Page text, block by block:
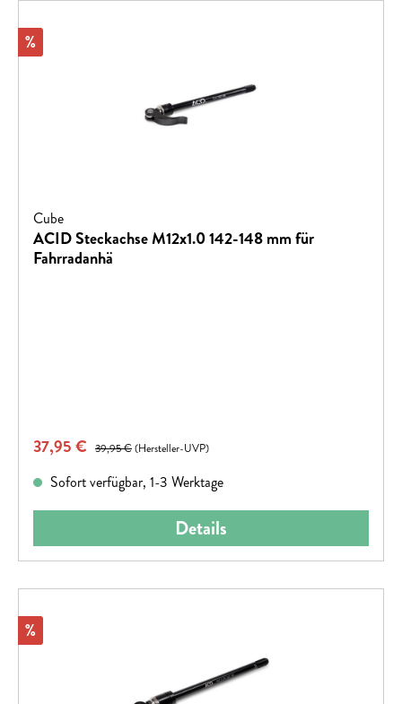
Rabatt
%
Cube
ACID Steckachse M12x1.0 142-148 mm für
Fahrradanhä
Verkaufspreis:
37,95 € Regulärer Preis:
39,95 €(Hersteller-UVP)
Sofort verfügbar, 1-3 Werktage
Details
Rabatt
%